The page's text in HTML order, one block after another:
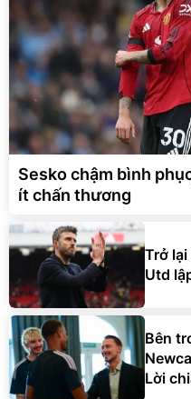
Sesko chậm bình
ít chấn thương
Trở
Utd
Bên
Lời